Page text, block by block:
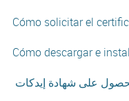
Cómo solicitar el
Cómo descargar e